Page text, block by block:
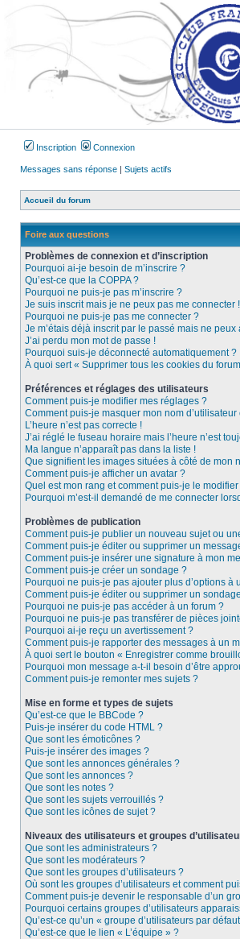
Inscription Connexion
Messages sans réponse | Sujets actifs
Accueil du forum
Foire aux questions
Problèmes de connexion et d’inscription
Pourquoi ai-je besoin de m’inscrire ?
Qu’est-ce que la COPPA ?
Pourquoi ne puis-je pas m’inscrire ?
Je suis inscrit mais je ne peux pas me connecter !
Pourquoi ne puis-je pas me connecter ?
Je m’étais déjà inscrit par le passé mais ne
J’ai perdu mon mot de passe !
Pourquoi suis-je déconnecté automatiquement ?
À quoi sert « Supprimer tous les cookies du
Préférences et réglages des utilisateurs
Comment puis-je modifier mes réglages ?
Comment puis-je masquer mon nom
L’heure n’est pas correcte !
J’ai réglé le fuseau horaire mais l’heure n’est
Ma langue n’apparaît pas dans la liste !
Que signifient les images situées à côté de mon
Comment puis-je afficher un avatar ?
Quel est mon rang et comment puis-je le modifier
Pourquoi m’est-il demandé de me connecter
Problèmes de publication
Comment puis-je publier un nouveau sujet ou
Comment puis-je éditer ou supprimer un
Comment puis-je insérer une signature à mon
Comment puis-je créer un sondage ?
Pourquoi ne puis-je pas ajouter plus d’options à
Comment puis-je éditer ou supprimer un
Pourquoi ne puis-je pas accéder à un forum ?
Pourquoi ne puis-je pas transférer de pièces
Pourquoi ai-je reçu un avertissement ?
Comment puis-je rapporter des messages à un
À quoi sert le bouton « Enregistrer comme
Pourquoi mon message a-t-il besoin d’être
Comment puis-je remonter mes sujets ?
Mise en forme et types de sujets
Qu’est-ce que le BBCode ?
Puis-je insérer du code HTML ?
Que sont les émoticônes ?
Puis-je insérer des images ?
Que sont les annonces générales ?
Que sont les annonces ?
Que sont les notes ?
Que sont les sujets verrouillés ?
Que sont les icônes de sujet ?
Niveaux des utilisateurs et groupes
Que sont les administrateurs ?
Que sont les modérateurs ?
Que sont les groupes d’utilisateurs ?
Où sont les groupes d’utilisateurs et comment
Comment puis-je devenir le responsable d’un
Pourquoi certains groupes d’utilisateurs
Qu’est-ce qu’un « groupe d’utilisateurs par
Qu’est-ce que le lien « L’équipe » ?